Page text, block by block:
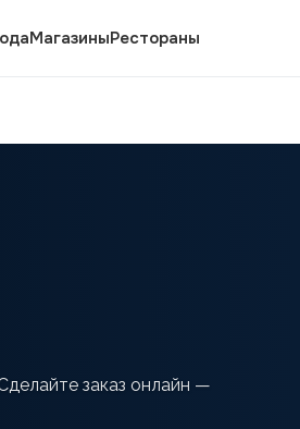
МагазиныРестораны
заказ онлайн —